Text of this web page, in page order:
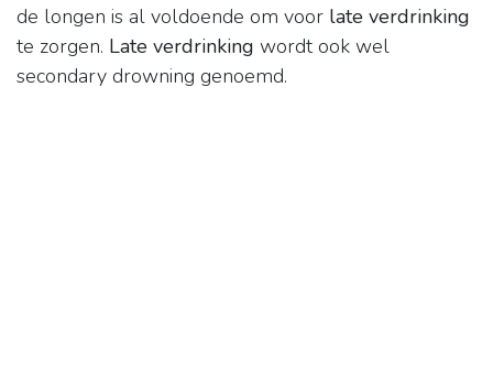
de longen is al voldoende om voor late verdrinking
te zorgen. Late verdrinking wordt ook wel
secondary drowning genoemd.